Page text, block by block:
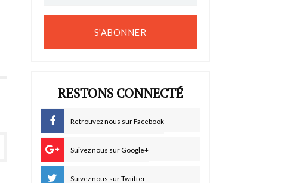
S'ABONNER
RESTONS CONNECTÉ
Retrouvez nous sur Facebook
Suivez nous sur Google+
Suivez nous sur Twiitter